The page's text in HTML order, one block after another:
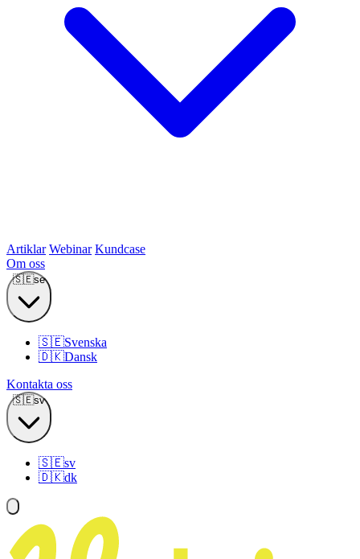
Artiklar Webinar Kundcase
Om oss
🇸🇪se
🇸🇪Svenska
🇩🇰Dansk
Kontakta oss
🇸🇪sv
🇸🇪sv
🇩🇰dk